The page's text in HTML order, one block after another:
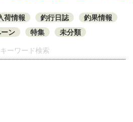
荷情報 釣行日誌
釣果情報
ン
特集 未分類